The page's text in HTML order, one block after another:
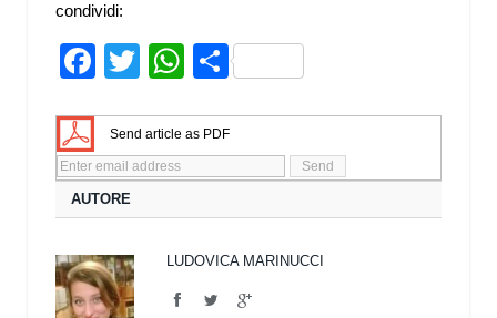
condividi:
Facebook
TwitterWhatsApp
Share
Send article as PDF
AUTORE
LUDOVICA MARINUCCI
Facebook
TwitterGoogle+